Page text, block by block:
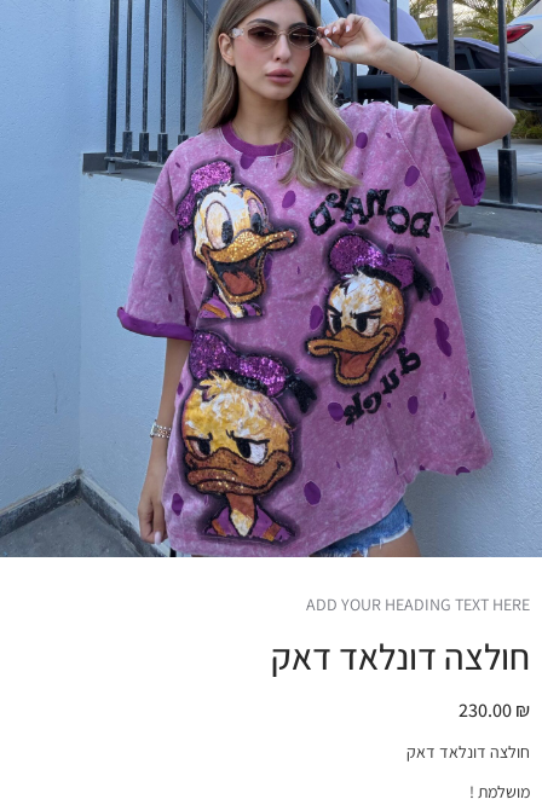
ADD YOUR HEADING TEXT HERE
חולצה דונלאד דאק
230.00₪
חולצה דונלאד דאק
מושלמת !